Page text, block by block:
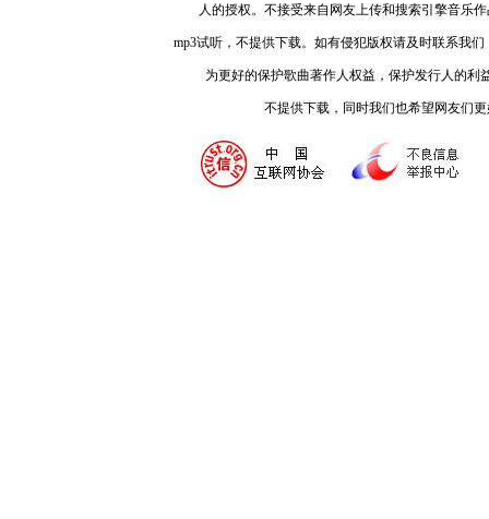
人的授权。不接受来自网友上传和搜索引擎音乐
mp3试听，不提供下载。如有侵犯版权请及时联系我
为更好的保护歌曲著作人权益，保护发行人的
不提供下载，同时我们也希望网友们